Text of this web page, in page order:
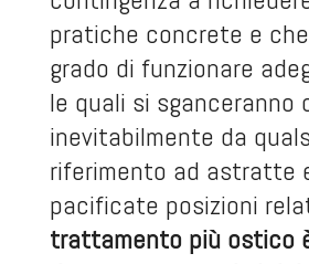
pratiche concrete e
grado di funzionare
le quali si sganceranno
inevitabilmente da
riferimento ad astratte
pacificate posizioni
trattamento più ostico